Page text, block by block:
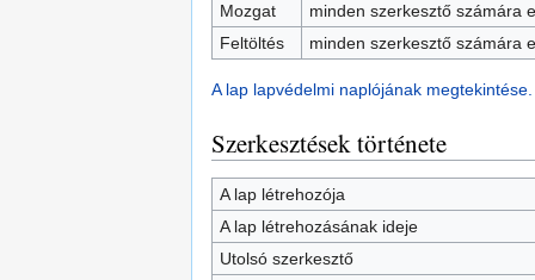
Mozgat
minden szerkesztő számára
Feltöltés
minden szerkesztő számára
A lap lapvédelmi naplójának megtekintése.
Szerkesztések története
A lap létrehozója
A lap létrehozásának ideje
Utolsó szerkesztő